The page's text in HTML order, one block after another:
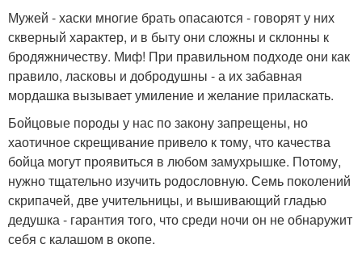
Мужей - хаски многие брать опасаются - говорят у них
скверный характер, и в быту они сложны и склонны к
бродяжничеству. Миф! При правильном подходе они как
правило, ласковы и добродушны - а их забавная
мордашка вызывает умиление и желание приласкать.
Бойцовые породы у нас по закону запрещены, но
хаотичное скрещивание привело к тому, что качества
бойца могут проявиться в любом замухрышке. Потому,
нужно тщательно изучить родословную. Семь поколений
скрипачей, две учительницы, и вышивающий гладью
дедушка - гарантия того, что среди ночи он не обнаружит
себя с калашом в окопе.